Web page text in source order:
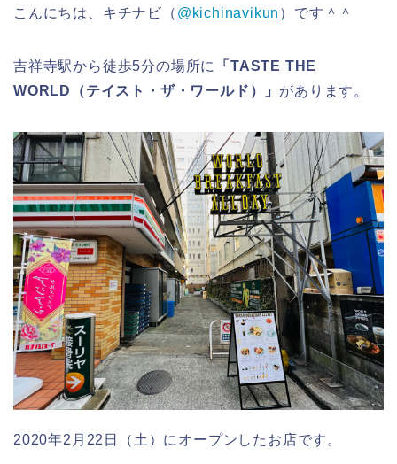
こんにちは、キチナビ（ @kichinavikun ）です＾＾
吉祥寺駅から徒歩5分の場所に
「TASTE THE
WORLD（テイスト・ザ・ワールド）」 があります。
2020年2月22日（土）にオープンしたお店です。